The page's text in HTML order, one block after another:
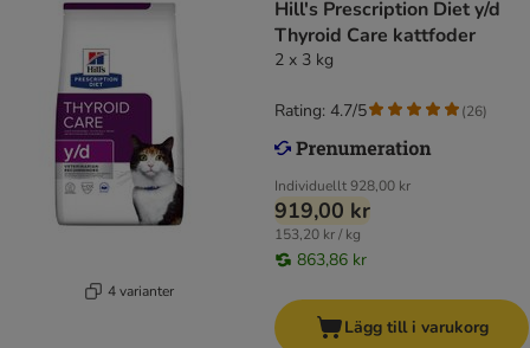
4 varianter
Hill's Prescription Diet y/d
Thyroid Care kattfoder
2 x 3 kg
Individuellt928,00 kr
919,00 kr
153,20 kr / kg
863,86 kr
Rating: 4.7/5 (26)
Lägg till i varukorg